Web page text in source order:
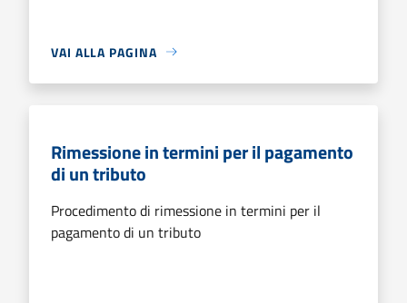
VAI ALLA PAGINA
Rimessione in termini per il pagamento
di un tributo
Procedimento di rimessione in termini per il
pagamento di un tributo